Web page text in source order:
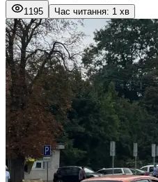
1195 Час читання: 1 хв